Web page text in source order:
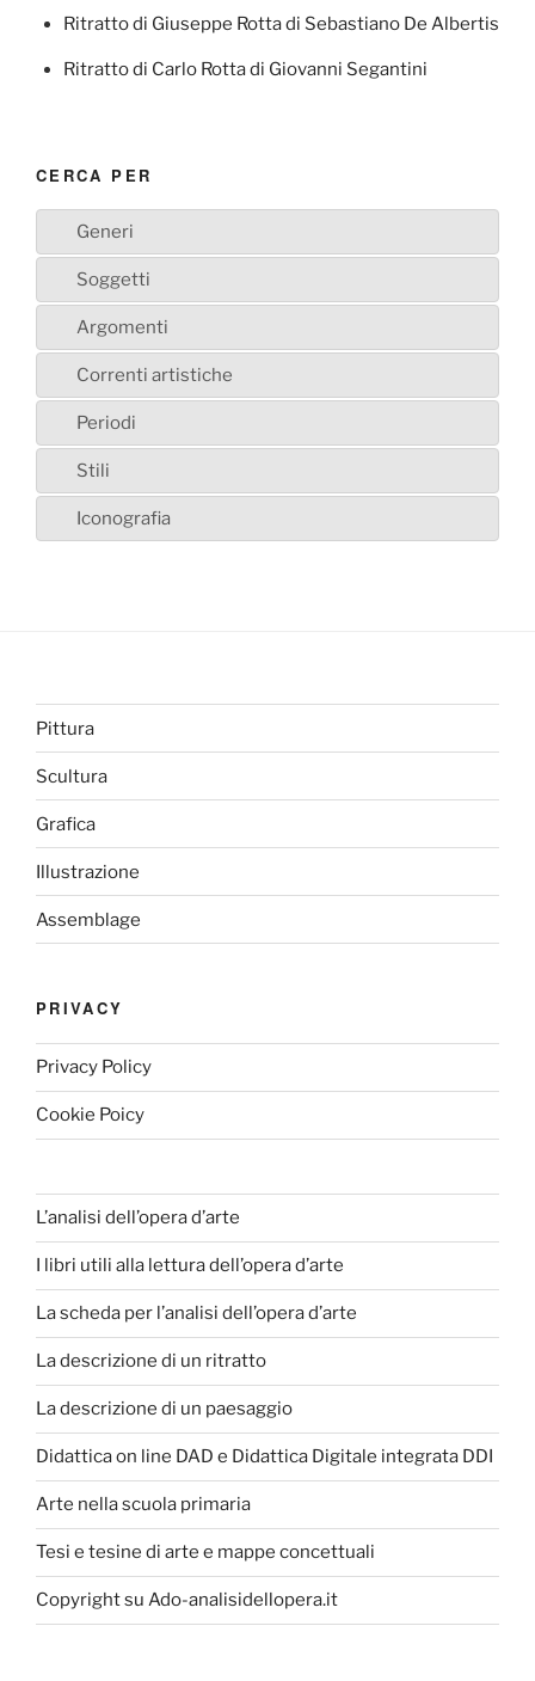
Ritratto di Giuseppe Rotta di Sebastiano De Albertis
Ritratto di Carlo Rotta di Giovanni Segantini
CERCA PER
Generi
Soggetti
Argomenti
Correnti artistiche
Periodi
Stili
Iconografia
Pittura
Scultura
Grafica
Illustrazione
Assemblage
PRIVACY
Privacy Policy
Cookie Poicy
L’analisi dell’opera d’arte
I libri utili alla lettura dell’opera d’arte
La scheda per l’analisi dell’opera d’arte
La descrizione di un ritratto
La descrizione di un paesaggio
Didattica on line DAD e Didattica Digitale integrata DDI
Arte nella scuola primaria
Tesi e tesine di arte e mappe concettuali
Copyright su Ado-analisidellopera.it